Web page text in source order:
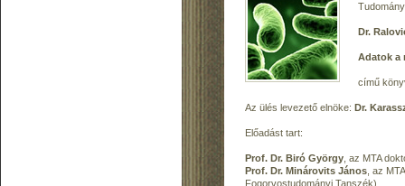
Dr.
Adatok a
című
Az ülés levezető elnöke: Dr.
Előadást tart:
Prof. Dr. Biró György , az MTA
Prof. Dr. Minárovits János , az
Fogorvostudományi Tanszék)